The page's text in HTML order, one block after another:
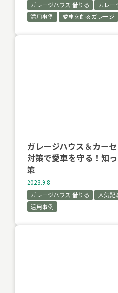
ガレージハウス 借りる
ガレー
活用事例
愛車を飾るガレージ
ガレージハウス＆カー
対策で愛車を守る！知
策
2023.9.8
ガレージハウス 借りる
人気記
活用事例